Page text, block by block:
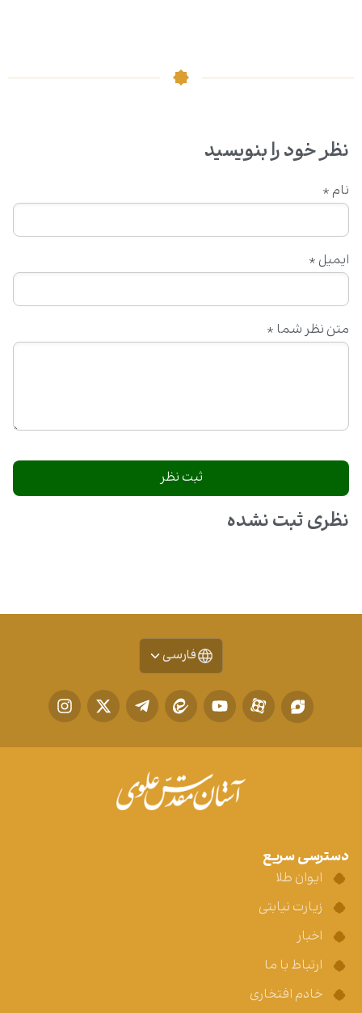
نظر خود را بنویسید
متن نظر شما *
نام *
ایمیل *
نظری ثبت نشده
فارسی
دسترسی سریع
ایوان طلا
زیارت نیابتی
اخبار
ارتباط با ما
خادم افتخاری